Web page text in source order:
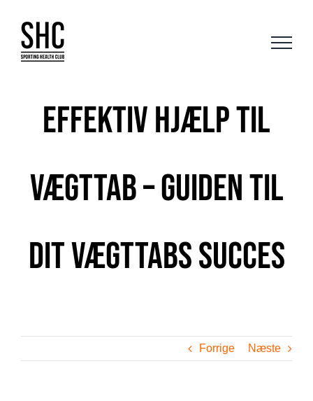
content
Effektiv hjælp til
vægttab – Guiden til
dit vægttabs succes
Forrige Næste